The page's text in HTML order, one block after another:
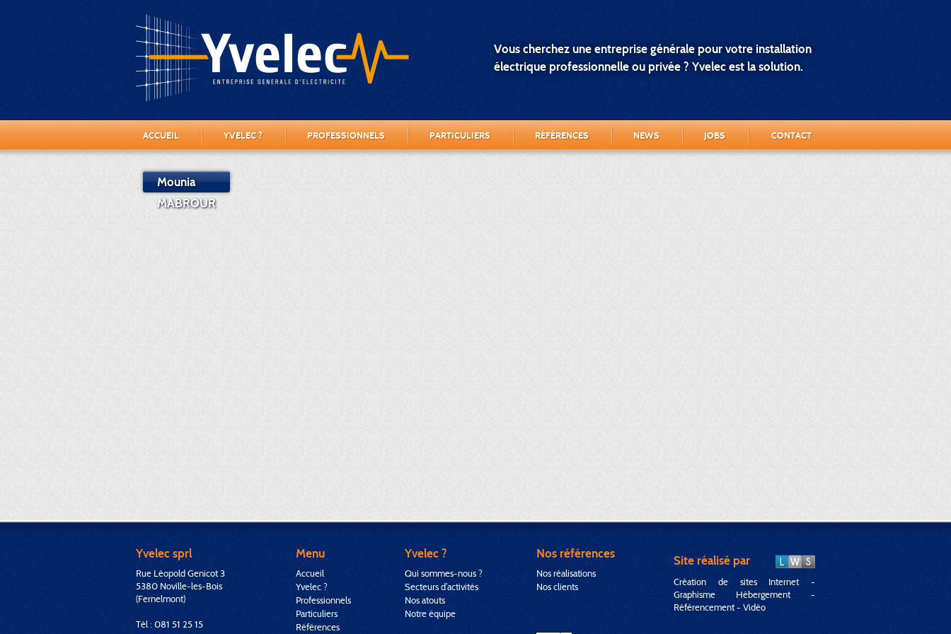
Vous cherchez une entreprise générale pour votre installation
électrique professionnelle ou privée ? Yvelec est la solution.
ACCUEIL YVELEC ? PROFESSIONNELS PARTICULIERS RÉFÉRENCES NEWS JOBS CONTACT
Mounia
MABROUR
Yvelec sprl
Rue Léopold Genicot 3
5380 Noville-les-Bois
(Fernelmont)
Tél : 081 51 25 15
Menu
Accueil
Yvelec ?
Professionnels
Particuliers
Références
Yvelec ?
Qui sommes-nous ?
Secteurs d’activités
Nos atouts
Notre équipe
Nos références
Nos réalisations
Nos clients
Site réalisé par
Création de sites Internet -
Graphisme Hébergement -
Référencement - Vidéo